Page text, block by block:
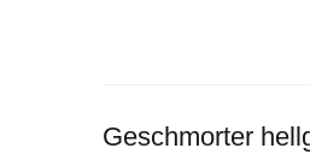
Geschmorter